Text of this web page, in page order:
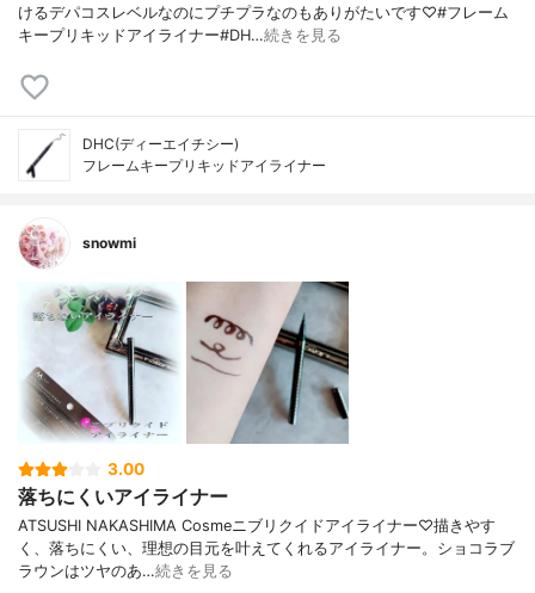
けるデパコスレベルなのにプチプラなのもありがたいです♡#フレーム
キープリキッドアイライナー#DH…続きを見る
DHC(ディーエイチシー)
フレームキープリキッドアイライナー
snowmi
3.00
落ちにくいアイライナー
ATSUSHI NAKASHIMA Cosmeニブリクイドアイライナー♡描きやす
く、落ちにくい、理想の目元を叶えてくれるアイライナー。ショコラブ
ラウンはツヤのあ…続きを見る